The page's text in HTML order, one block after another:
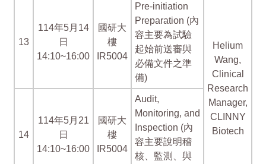
13
114年5月14
日
14:10~16:00
國研大
樓
IR5004
Pre-initiation
Preparation (內
容主要為試驗
起始前送審與
必備文件之準
備)
Helium
Wang,
Clinical
Research
Manager,
CLINNY
Biotech
14
114年5月21
日
14:10~16:00
國研大
樓
IR5004
Audit,
Monitoring, and
Inspection (內
容主要說明稽
核、監測、與